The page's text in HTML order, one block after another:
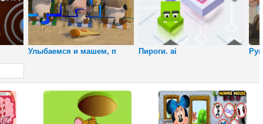
Пляжный
Улыбаемся и машем, п Пироги. ai